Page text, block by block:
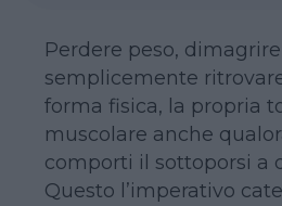
Perdere peso,
semplicemente
forma fisica, la propria
muscolare anche
comporti il sottoporsi a
Questo l’imperativo